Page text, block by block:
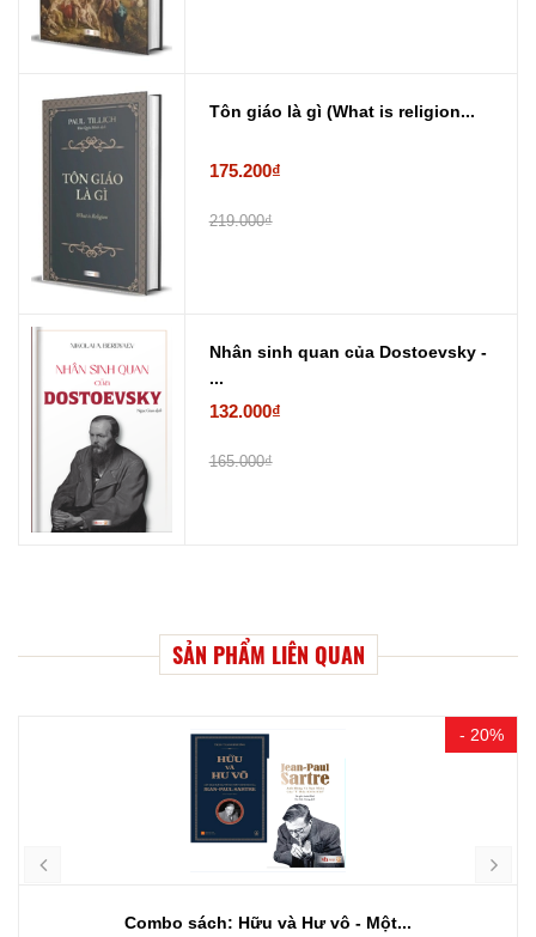
Tôn giáo là gì (What is religion...
175.200₫
219.000₫
Nhân sinh quan của Dostoevsky -
...
132.000₫
165.000₫
SẢN PHẨM LIÊN QUAN
- 20%
Combo sách: Hữu và Hư vô - Một...